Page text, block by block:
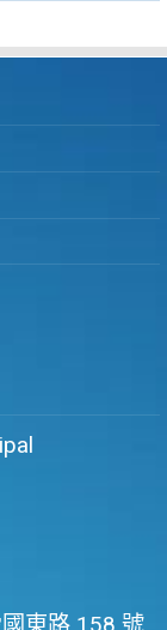
東路 158 號